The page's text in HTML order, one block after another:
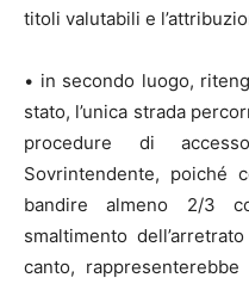
titoli valutabili e
• in secondo luogo,
stato, l’unica strada
procedure di
Sovrintendente, poiché
bandire almeno 2/3
smaltimento
canto,